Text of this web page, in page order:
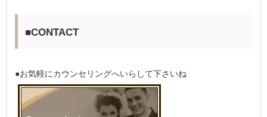
■CONTACT
●お気軽にカウンセリングへいらして下さいね